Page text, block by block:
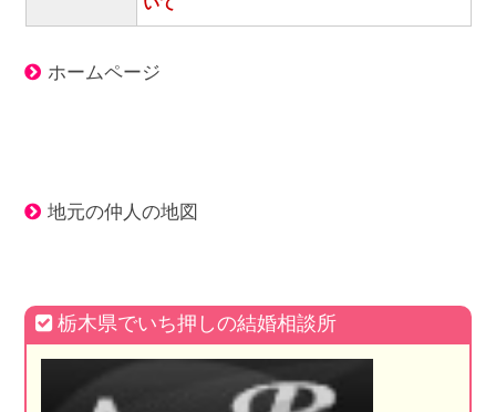
ホームページ
地元の仲人の地図
栃木県でいち押しの結婚相談所